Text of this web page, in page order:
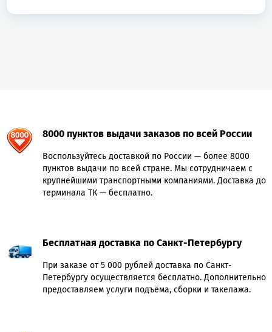
8000 пунктов выдачи заказов по всей России
Воспользуйтесь доставкой по России — более 8000
пунктов выдачи по всей стране. Мы сотрудничаем с
крупнейшими транспортными компаниями. Доставка до
терминала ТК — бесплатно.
Бесплатная доставка по Санкт-Петербургу
При заказе от 5 000 рублей доставка по Санкт-
Петербургу осуществляется бесплатно. Дополнительно
предоставляем услуги подъёма, сборки и такелажа.